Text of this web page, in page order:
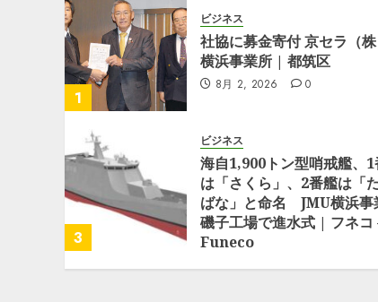
1
ビジネス
社協に募金寄付 京セラ（株
横浜事業所 | 都筑区
8月 2, 2026 0
3
ビジネス
海自1,900トン型哨戒艦、
は「さくら」、2番艦は「
ばな」と命名 JMU横浜事
磯子工場で進水式 | フネコ
Funeco
6月 17, 2026 0